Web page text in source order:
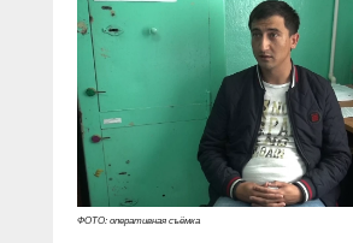
Социальные ролики
Документальные фильмы
Прямой разговор
В знании сила
Специальный репортаж
КиберПОСТОВОЙ
Газета «Щит и меч»
Журнал «Полиция России»
О ПОРТАЛЕ
Контакты
Вакансии
ФОТО: оперативная съёмка